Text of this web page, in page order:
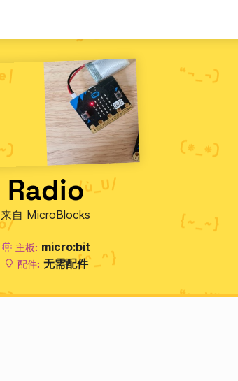
Radio
来自 MicroBlocks
主板: micro:bit
配件: 无需配件